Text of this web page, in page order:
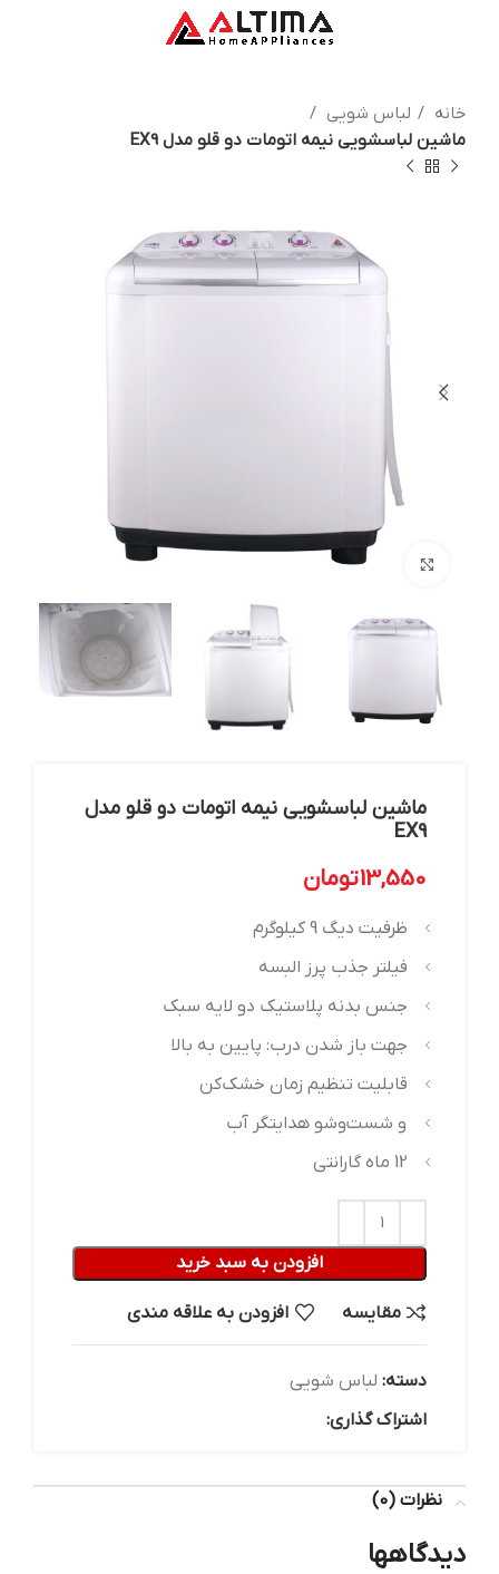
خانه
لباس شویی
ماشین لباسشویی نیمه اتومات دو قلو مدل EX9
بزرگنمایی تصویر
ماشین لباسشویی نیمه اتومات دو قلو مدل
EX9
13,550تومان
ظرفیت دیگ 9 کیلوگرم
فیلتر جذب پرز البسه
جنس بدنه پلاستیک دو لایه سبک
جهت باز شدن درب: پایین به بالا
قابلیت تنظیم زمان خشک‌کن
و شست‌وشو هدایتگر آب
12 ماه گارانتی
افزودن به سبد خرید
مقایسه افزودن به علاقه مندی
دسته: لباس شویی
اشتراک گذاری:
نظرات (0)
دیدگاهها